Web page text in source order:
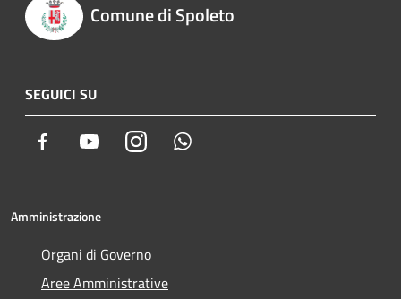
Comune di Spoleto
SEGUICI SU
Facebook YoutubeInstagram
Amministrazione
Organi di Governo
Aree Amministrative